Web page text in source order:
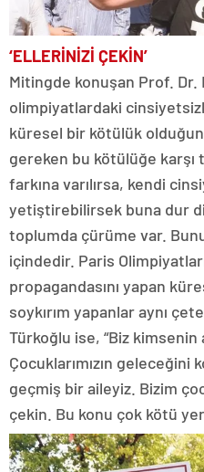
‘ELLERİNİZİ ÇEKİN’
Mitingde konuşan Prof. Dr.
olimpiyatlardaki
küresel bir kötülük
gereken bu kötülüğe
farkına varılırsa, kendi
yetiştirebilirsek buna dur
toplumda çürüme var.
içindedir. Paris
propagandasını yapan
soykırım yapanlar aynı
Türkoğlu ise, “Biz kimsenin
Çocuklarımızın
geçmiş bir aileyiz. Bizim
çekin. Bu konu çok kötü